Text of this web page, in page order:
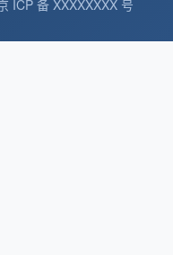
ICP 备 XXXXXXXX 号